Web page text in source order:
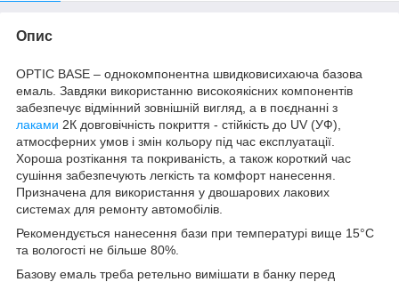
Опис
OPTIC BASE – однокомпонентна швидковисихаюча базова
емаль. Завдяки використанню високоякісних компонентів
забезпечує відмінний зовнішній вигляд, а в поєднанні з
лаками 2К довговічність покриття - стійкість до UV (УФ),
атмосферних умов і змін кольору під час експлуатації.
Хороша розтікання та покриваність, а також короткий час
сушіння забезпечують легкість та комфорт нанесення.
Призначена для використання у двошарових лакових
системах для ремонту автомобілів.
Рекомендується нанесення бази при температурі вище 15°C
та вологості не більше 80%.
Базову емаль треба ретельно вимішати в банку перед